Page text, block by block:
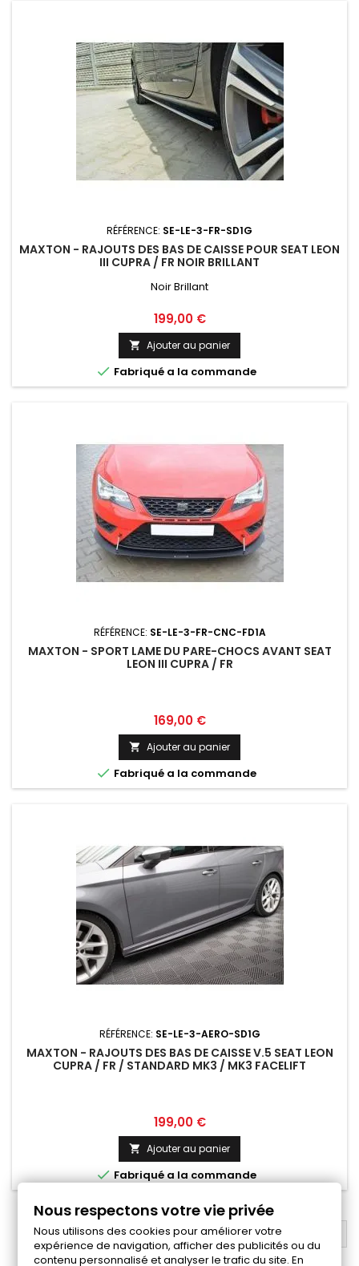
RÉFÉRENCE: SE-LE-3-FR-SD1G
MAXTON - RAJOUTS DES BAS DE CAISSE POUR SEAT LEON
III CUPRA / FR NOIR BRILLANT
Noir Brillant
Prix
199,00 €
 Ajouter au panier
 Fabriqué a la commande
RÉFÉRENCE: SE-LE-3-FR-CNC-FD1A
MAXTON - SPORT LAME DU PARE-CHOCS AVANT SEAT
LEON III CUPRA / FR
Prix
169,00 €
 Ajouter au panier
 Fabriqué a la commande
RÉFÉRENCE: SE-LE-3-AERO-SD1G
MAXTON - RAJOUTS DES BAS DE CAISSE V.5 SEAT LEON
CUPRA / FR / STANDARD MK3 / MK3 FACELIFT
Prix
199,00 €
 Ajouter au panier
Fabriqué a la commande
RETOUR EN HAUT
Nous respectons votre vie privée
Nous utilisons des cookies pour améliorer votre
expérience de navigation, afficher des publicités ou du
contenu personnalisé et analyser le trafic du site. En